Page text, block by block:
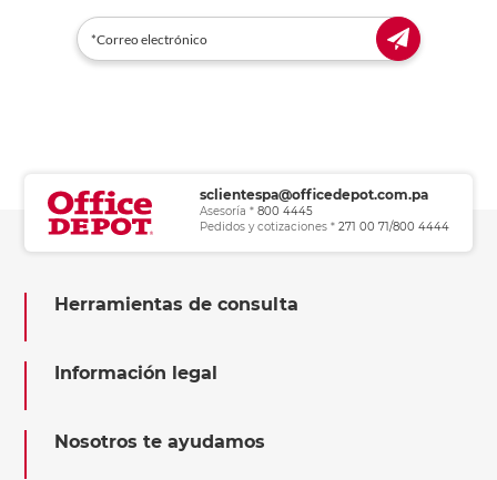
sclientespa@officedepot.com.pa
Asesoría * 800 4445
Pedidos y cotizaciones * 271 00 71/800 4444
Herramientas de consulta
Información legal
Nosotros te ayudamos